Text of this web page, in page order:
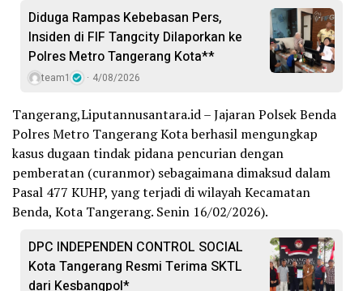
Diduga Rampas Kebebasan Pers,
Insiden di FIF Tangcity Dilaporkan ke
Polres Metro Tangerang Kota**
team1 4/08/2026
Tangerang,Liputannusantara.id – Jajaran Polsek Benda
Polres Metro Tangerang Kota berhasil mengungkap
kasus dugaan tindak pidana pencurian dengan
pemberatan (curanmor) sebagaimana dimaksud dalam
Pasal 477 KUHP, yang terjadi di wilayah Kecamatan
Benda, Kota Tangerang. Senin 16/02/2026).
DPC INDEPENDEN CONTROL SOCIAL
Kota Tangerang Resmi Terima SKTL
dari Kesbangpol*